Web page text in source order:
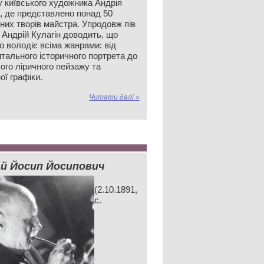
київського художника Андрія
де представлено понад 50
творів майстра. Упродовж пів
Андрій Кулагін доводить, що
володіє всіма жанрами: від
історичного портрета до
ліричного пейзажу та
графіки.
Читати далі »
Йосип Йосипович
(2.10.1891,
с.